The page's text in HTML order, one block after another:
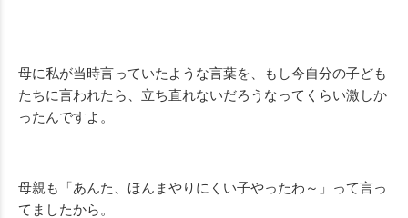
母に私が当時言っていたような言葉を、もし今自分の子ども
たちに言われたら、立ち直れないだろうなってくらい激しか
ったんですよ。
母親も「あんた、ほんまやりにくい子やったわ～」って言っ
てましたから。